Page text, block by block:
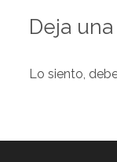
Deja
Lo siento,